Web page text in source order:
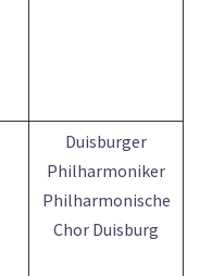
Duisburger
Philharmoniker
Philharmonische
Chor Duisburg